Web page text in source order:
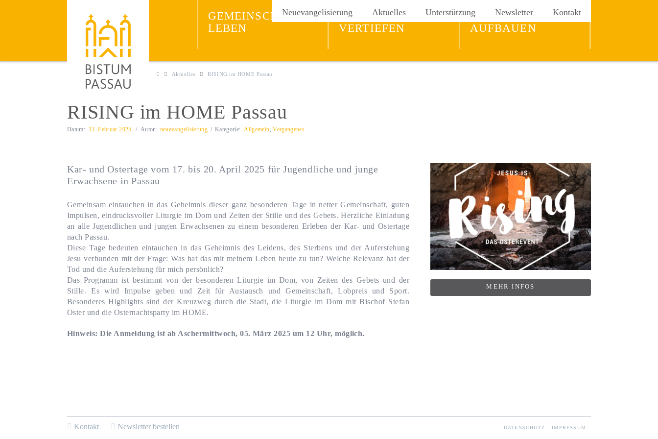
Neuevangelisierung Aktuelles Unterstützung Newsletter Kontakt
Neuevangelisierung
JESUS
ENTDECKEN
GEMEINSCHAFT
LEBEN
GLAUBEN
VERTIEFEN
REICH GOTTES
AUFBAUEN
Aktuelles RISING im HOME Passau
RISING im HOME Passau
Datum: 13. Februar 2025 Autor: neuevangelisierung Kategorie:Allgemein,Vergangenes
Kar- und Ostertage vom 17. bis 20. April 2025 für Jugendliche und junge
Erwachsene in Passau
Gemeinsam eintauchen in das Geheimnis dieser ganz besonderen Tage in netter Gemeinschaft, guten
Impulsen, eindrucksvoller Liturgie im Dom und Zeiten der Stille und des Gebets. Herzliche Einladung
an alle Jugendlichen und jungen Erwachsenen zu einem besonderen Erleben der Kar- und Ostertage
nach Passau.
Diese Tage bedeuten eintauchen in das Geheimnis des Leidens, des Sterbens und der Auferstehung
Jesu verbunden mit der Frage: Was hat das mit meinem Leben heute zu tun? Welche Relevanz hat der
Tod und die Auferstehung für mich persönlich?
Das Programm ist bestimmt von der besonderen Liturgie im Dom, von Zeiten des Gebets und der
Stille. Es wird Impulse geben und Zeit für Austausch und Gemeinschaft, Lobpreis und Sport.
Besonderes Highlights sind der Kreuzweg durch die Stadt, die Liturgie im Dom mit Bischof Stefan
Oster und die Osternachtsparty im HOME.
Hinweis: Die Anmeldung ist ab Aschermittwoch, 05. März 2025 um 12 Uhr, möglich.
MEHR INFOS
Kontakt Newsletter bestellen DATENSCHUTZ IMPRESSUM